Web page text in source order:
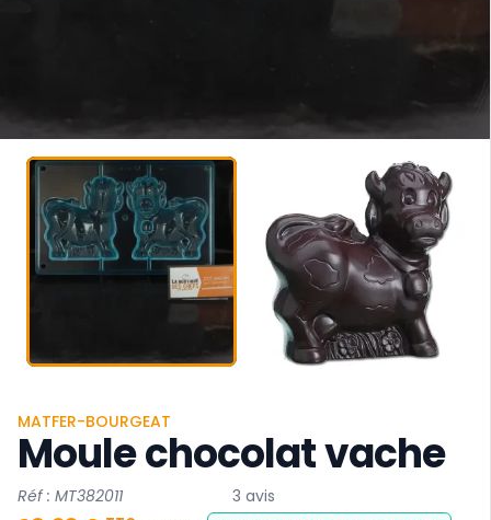
MATFER-BOURGEAT
Moule chocolat vache
Réf : MT382011 3 avis